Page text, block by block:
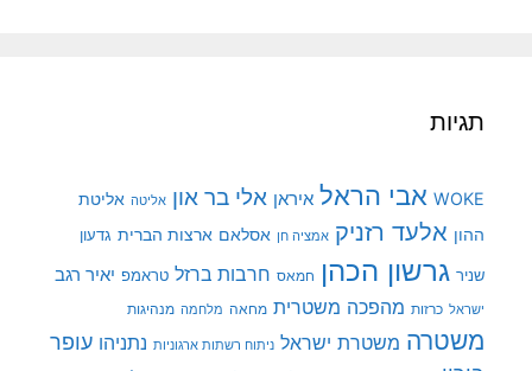
תגיות
WOKE אבי הראל איראן אלי בר און אליטה אליטת
ההון אלעד רזניק אמציה חן אסלאם ארצות הברית גדעון
שניר גרשון הכהן חמאס חרבות ברזל טראמפ יאיר רגב
ישראל כרזות מהפכה משטרית מחאה מלחמה מנהיגות
משטרה משטרת ישראל ניתוח רשתות ארגוניות נתניהו עופר